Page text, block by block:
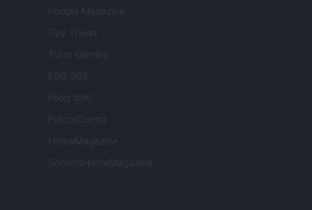
People Magazine
Day Travel
Tutto Gaming
ESG 365
Food Wiki
FuturoDonna
HomeMagazine
SecondHomeMagazine